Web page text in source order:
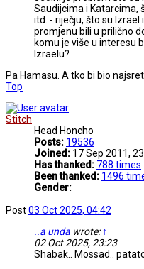
Saudijcima i Katarcima,
itd. - riječju, što su
promjenu bili u prilično
komu je više u interesu
Izraelu?
Pa Hamasu. A tko bi bio
Top
Stitch
Head Honcho
Posts: 19536
Joined: 17 Sep 2011,
Has thanked: 788 times
Been thanked: 1496
Gender:
Post03 Oct 2025, 04:42
..a unda wrote: ↑
02 Oct 2025, 23:23
Shabak.. Mossad..